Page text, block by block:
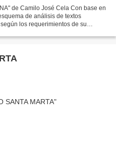
de Camilo José Cela Con base en
de análisis de textos
los requerimientos de su